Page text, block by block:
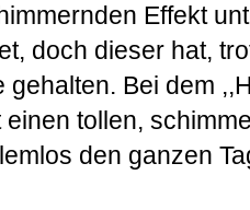
Effekt
doch dieser hat,
gehalten. Bei dem
tollen,
den ganzen